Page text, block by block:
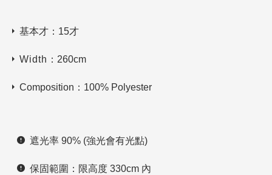
基本才：15才
Width ：260cm
Composition：100% Polyester
遮光率 90% (強光會有光點)
保固範圍：限高度 330cm 內